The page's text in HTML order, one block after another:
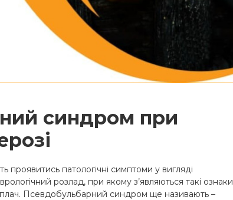
синдром при
патологічні симптоми у вигляді
розлад, при якому з’являються такі ознаки
Псевдобульбарний синдром ще називають –